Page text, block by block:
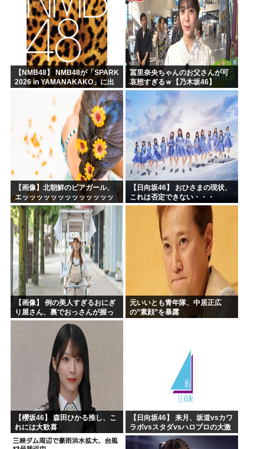
【NMB48】 NMB48が「SPARK
2026 in YAMANAKAKO」に出
冨里奈央ちゃんのお父さんが可
哀想すぎるｗ【乃木坂46】
【画像】北朝鮮のビアガール、
エッッッッッッッッッッッッッ
ッッッッ！
【日向坂46】 おひさまの現状、
これは否定できない・・・
【画像】 例の美人すぎるおにぎ
り屋さん、裏でおっさんが握っ
ていたｗｗｗｗｗｗｗｗｗｗｗ
元いいとも青年隊、中居正広
の”素顔”を暴露
【櫻坂46】 森田ひかる推し、こ
れには大歓喜
【日向坂46】 来月、坂道vsカワ
ラボvsスタダvsハロプロの大激
戦